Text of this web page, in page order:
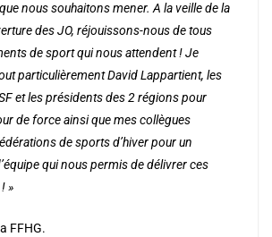
nous souhaitons mener. A la veille de la
des JO, réjouissons-nous de tous
de sport qui nous attendent ! Je
particulièrement David Lappartient, les
et les présidents des 2 régions pour
de force ainsi que mes collègues
de sports d’hiver pour un
qui nous permis de délivrer ces
»
FFHG.